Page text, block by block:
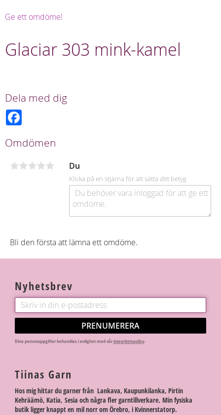
Ge ett omdöme!
Glaciar 303 mink-kamel
Dela med dig
b
o
k
Omdömen
Du
Klicka på en stjärna för att sätta ditt betyg
Bli den första att lämna ett omdöme.
Nyhetsbrev
PRENUMERERA
Dina personuppgifter behandlas i enlighet med vårintegritetspolicy.
Tiinas Garn
Hos mig hittar du garner från Lankava, Kaupunkilanka, Pirtin
Kehräämö, Katia, Sesia och några fler garntillverkare. Min fysiska
butik ligger knappt en mil norr om Örebro, i Kvinnerstatorp.